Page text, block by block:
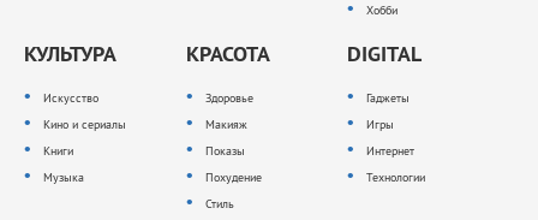
Хобби
КУЛЬТУРА
Искусство
Кино и сериалы
Книги
Музыка
КРАСОТА
Здоровье
Макияж
Показы
Похудение
Стиль
DIGITAL
Гаджеты
Игры
Интернет
Технологии